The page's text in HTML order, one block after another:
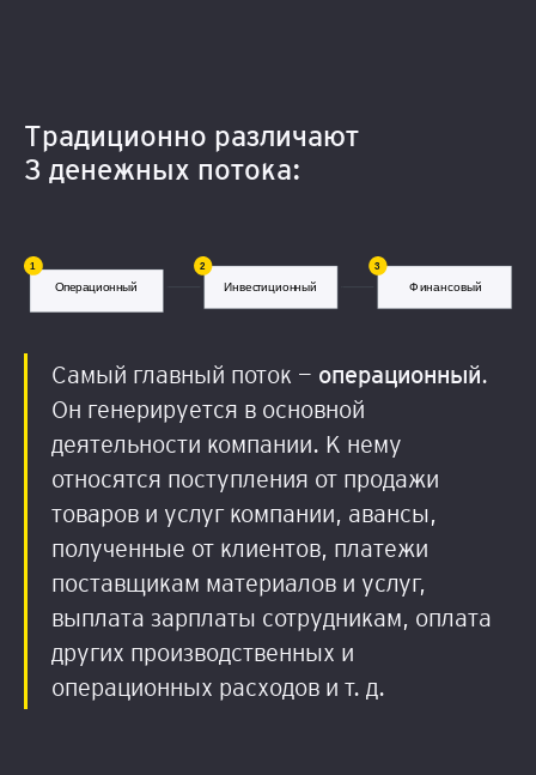
Традиционно различают
3 денежных потока:
Самый главный поток — операционный.
Он генерируется в основной
деятельности компании. К нему
относятся поступления от продажи
товаров и услуг компании, авансы,
полученные от клиентов, платежи
поставщикам материалов и услуг,
выплата зарплаты сотрудникам, оплата
других производственных и
операционных расходов и т. д.